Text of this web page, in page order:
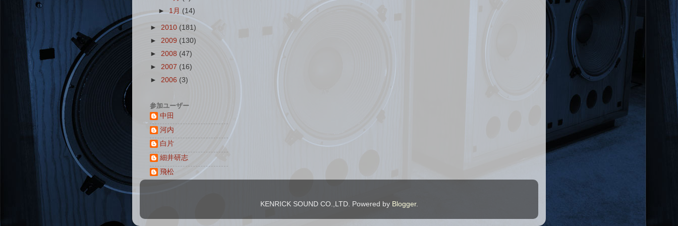
► 1月 (14)
► 2010 (181)
► 2009 (130)
► 2008 (47)
► 2007 (16)
► 2006 (3)
参加ユーザー
中田
河内
白片
細井研志
飛松
KENRICK SOUND CO.,LTD. Powered by Blogger.